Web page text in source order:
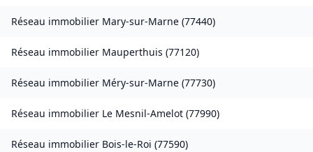
Réseau immobilier Mary-sur-Marne (77440)
Réseau immobilier Mauperthuis (77120)
Réseau immobilier Méry-sur-Marne (77730)
Réseau immobilier Le Mesnil-Amelot (77990)
Réseau immobilier Bois-le-Roi (77590)